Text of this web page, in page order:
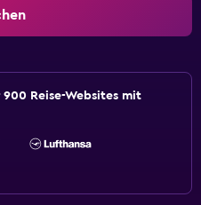
Reise-Websites mit